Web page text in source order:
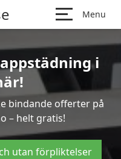
Menu
i
bindande offerter på
– helt gratis!
utan förpliktelser